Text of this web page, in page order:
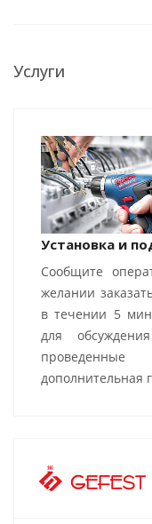
Услуги
Установка и
Сообщите
желании
в течении 5
для
проведенные
дополнительная